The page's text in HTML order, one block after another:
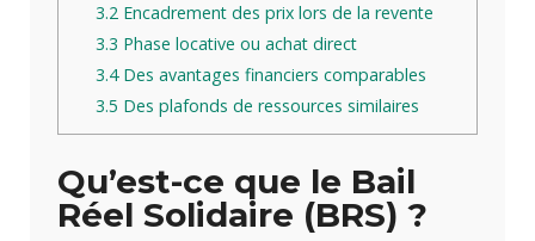
3.2 Encadrement des prix lors de la revente
3.3 Phase locative ou achat direct
3.4Des avantages financiers comparables
3.5 Des plafonds de ressources similaires
Qu’est-ce que le Bail
Réel Solidaire (BRS) ?